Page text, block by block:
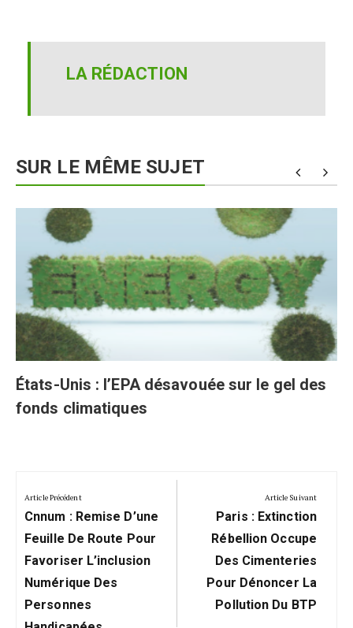
LA RÉDACTION
SUR LE MÊME SUJET
États-Unis : l’EPA désavouée sur le gel des
fonds climatiques
de
l’article
Article Précédent
Previous
Post:
Cnnum : Remise D’une
Feuille De Route Pour
Favoriser L’inclusion
Numérique Des
Personnes
Article Suivant
Next
Post:
Paris : Extinction
Rébellion Occupe
Des Cimenteries
Pour Dénoncer La
Pollution Du BTP